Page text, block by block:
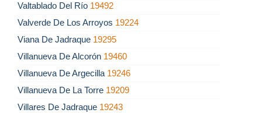
Valtablado Del Río 19492
Valverde De Los Arroyos 19224
Viana De Jadraque 19295
Villanueva De Alcorón 19460
Villanueva De Argecilla 19246
Villanueva De La Torre 19209
Villares De Jadraque 19243